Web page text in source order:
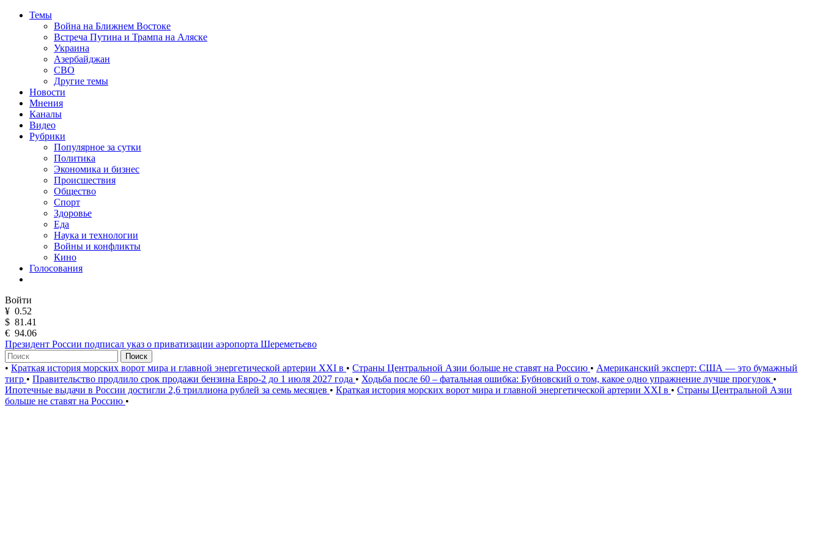
Темы
Война на Ближнем Востоке
Встреча Путина и Трампа на Аляске
Украина
Азербайджан
СВО
Другие темы
Новости
Мнения
Каналы
Видео
Рубрики
Популярное за сутки
Политика
Экономика и бизнес
Происшествия
Общество
Спорт
Здоровье
Еда
Наука и технологии
Войны и конфликты
Кино
Голосования
Войти
¥ 0.52
$ 81.41
€ 94.06
Президент России подписал указ о приватизации аэропорта Шереметьево
Поиск
• Краткая история морских ворот мира и главной энергетической артерии XXI в • Страны Центральной Азии больше не ставят на Россию • Американский эксперт: США — это бумажный
тигр • Правительство продлило срок продажи бензина Евро-2 до 1 июля 2027 года • Ходьба после 60 – фатальная ошибка: Бубновский о том, какое одно упражнение лучше прогулок •
Ипотечные выдачи в России достигли 2,6 триллиона рублей за семь месяцев • Краткая история морских ворот мира и главной энергетической артерии XXI в • Страны Центральной Азии
больше не ставят на Россию •